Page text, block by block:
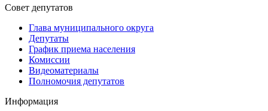
Совет депутатов
Глава муниципального округа
Депутаты
График приема населения
Комиссии
Видеоматериалы
Полномочия депутатов
Информация